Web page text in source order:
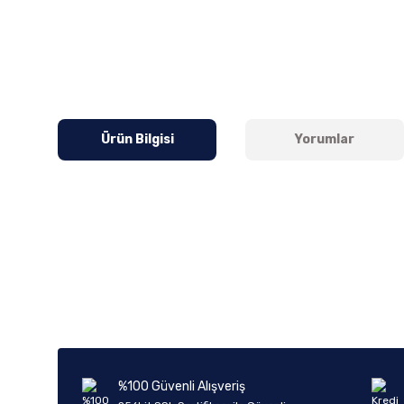
Ürün Bilgisi Yorumlar
Ürün fiyatı diğer sitelerden daha pahalı.
%100 Güvenli Alışveriş